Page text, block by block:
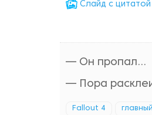
Cлайд с цитатой
— Он пропал...
— Пора
Fallout 4